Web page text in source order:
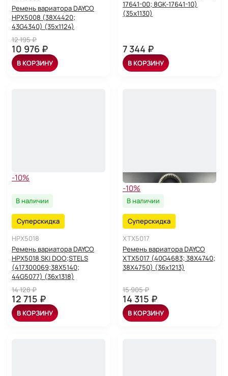
Ремень вариатора DAYCO
HPX5008 (38X4420;
43G4340) (35x1124)
12 195 ₽
10 976 ₽
В КОРЗИНУ
17641-00; 8GK-17641-10)
(35x1130)
7 344 ₽
В КОРЗИНУ
-10%
В наличии
Суперскидка
HPX5018
Ремень вариатора DAYCO
HPX5018 SKI DOO;STELS
(417300069;38X5140;
44G5077) (36x1318)
14 128 ₽
12 715 ₽
В КОРЗИНУ
-10%
В наличии
Суперскидка
XTX5017
Ремень вариатора DAYCO
XTX5017 (40G4683; 38X4740;
38X4750) (36x1213)
15 905 ₽
14 315 ₽
В КОРЗИНУ